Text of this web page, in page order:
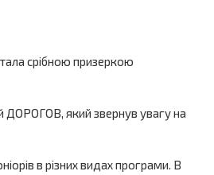
срібною призеркою
ДОРОГОВ, який звернув увагу на
в різних видах програми. В